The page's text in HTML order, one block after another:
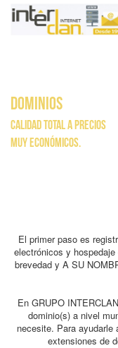
DOMINIOS
Calidad Total a Precios
Muy Económicos.
El primer paso es
electrónicos y
brevedad y A SU
En GRUPO
dominio(s) a nivel
necesite. Para ayudarle
extensiones de